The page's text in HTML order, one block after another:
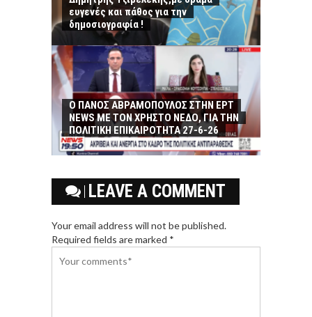
ευγενές και πάθος για την
δημοσιογραφία !
Ο ΠΑΝΟΣ ΑΒΡΑΜΟΠΟΥΛΟΣ ΣΤΗΝ ΕΡΤ
NEWS ΜΕ ΤΟΝ ΧΡΗΣΤΟ ΝΕΔΟ, ΓΙΑ ΤΗΝ
ΠΟΛΙΤΙΚΗ ΕΠΙΚΑΙΡΟΤΗΤΑ 27-6-26
LEAVE A COMMENT
Your email address will not be published.
Required fields are marked *